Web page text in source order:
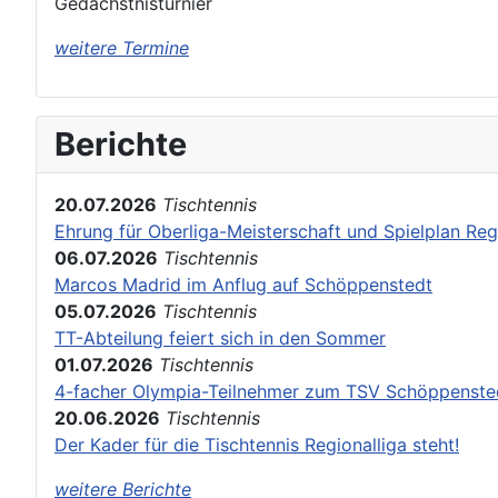
weitere Termine
Berichte
20.07.2026 Tischtennis
Ehrung für Oberliga-Meisterschaft und Spielplan
06.07.2026 Tischtennis
Marcos Madrid im Anflug auf Schöppenstedt
05.07.2026 Tischtennis
TT-Abteilung feiert sich in den Sommer
01.07.2026 Tischtennis
4-facher Olympia-Teilnehmer zum TSV
20.06.2026 Tischtennis
Der Kader für die Tischtennis Regionalliga steht!
weitere Berichte